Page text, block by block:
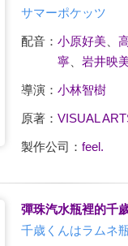
サマーポケッツ
配音： 小原好美、
寧、 岩井映
導演： 小林智樹
原著： VISUAL
製作公司： feel.
彈珠汽水瓶裡的千
千歳くんはラムネ